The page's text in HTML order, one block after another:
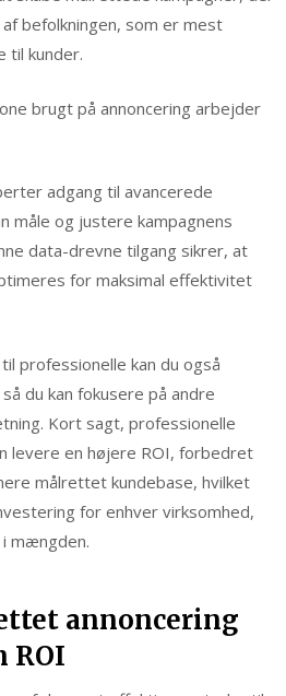
befolkningen, som er mest
til kunder.
brugt på annoncering arbejder
adgang til avancerede
måle og justere kampagnens
data-drevne tilgang sikrer, at
for maksimal effektivitet
professionelle kan du også
du kan fokusere på andre
Kort sagt, professionelle
levere en højere ROI, forbedret
målrettet kundebase, hvilket
for enhver virksomhed,
mængden.
annoncering
ROI